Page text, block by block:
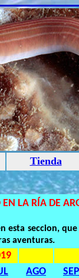
Tienda
EN LA RÍA DE
esta seccion,
aventuras.
AGO SEP